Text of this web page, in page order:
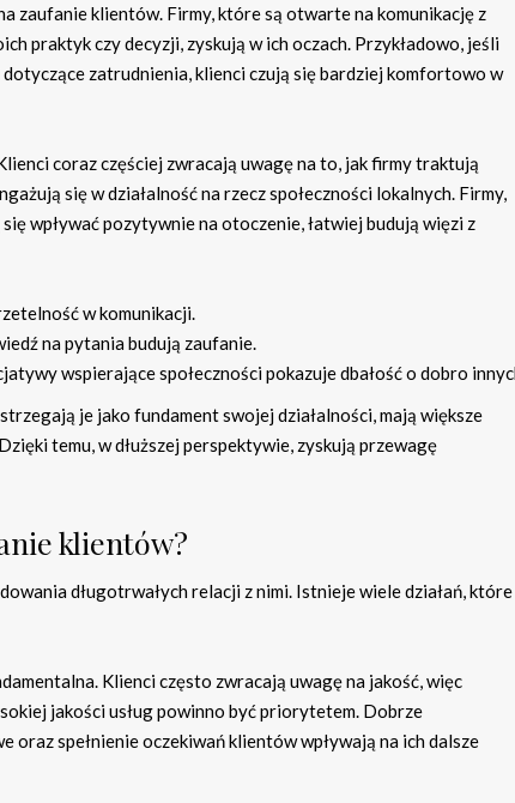
zaufanie klientów. Firmy, które są otwarte na komunikację z
praktyk czy decyzji, zyskują w ich oczach. Przykładowo, jeśli
zatrudnienia, klienci czują się bardziej komfortowo w
coraz częściej zwracają uwagę na to, jak firmy traktują
się w działalność na rzecz społeczności lokalnych. Firmy,
wpływać pozytywnie na otoczenie, łatwiej budują więzi z
w komunikacji.
na pytania budują zaufanie.
wspierające społeczności pokazuje dbałość o dobro
je jako fundament swojej działalności, mają większe
temu, w dłuższej perspektywie, zyskują przewagę
klientów?
długotrwałych relacji z nimi. Istnieje wiele działań, które
Klienci często zwracają uwagę na jakość, więc
jakości usług powinno być priorytetem. Dobrze
spełnienie oczekiwań klientów wpływają na ich dalsze